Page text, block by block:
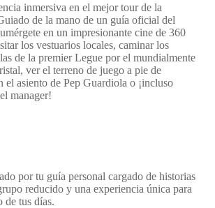
inmersiva en el mejor tour de la
de la mano de un guía oficial del
en un impresionante cine de 360
los vestuarios locales, caminar los
de la premier Legue por el mundialmente
ver el terreno de juego a pie de
el asiento de Pep Guardiola o ¡incluso
manager!
por tu guía personal cargado de historias
reducido y una experiencia única para
de tus días.